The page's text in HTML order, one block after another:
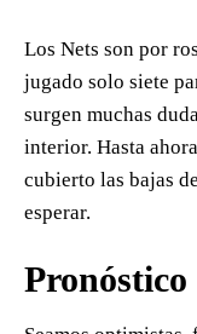
Los Nets son por
jugado solo siete
surgen muchas
interior. Hasta
cubierto las bajas
esperar.
Pronóstico